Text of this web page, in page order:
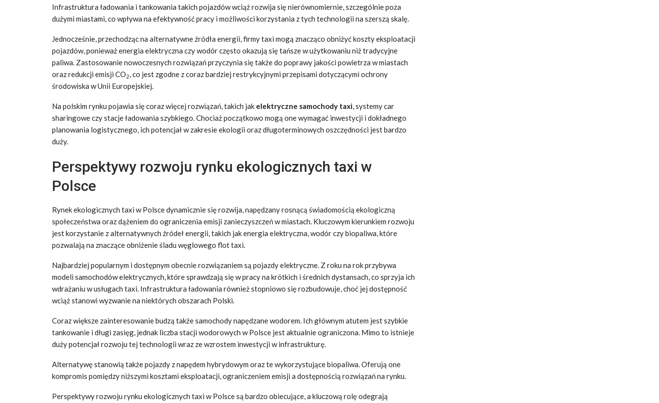
Infrastruktura ładowania i tankowania takich pojazdów wciąż rozwija się nierównomiernie, szczególnie poza
dużymi miastami, co wpływa na efektywność pracy i możliwości korzystania z tych technologii na szerszą skalę.
Jednocześnie, przechodząc na alternatywne źródła energii, firmy taxi mogą znacząco obniżyć koszty eksploatacji
pojazdów, ponieważ energia elektryczna czy wodór często okazują się tańsze w użytkowaniu niż tradycyjne
paliwa. Zastosowanie nowoczesnych rozwiązań przyczynia się także do poprawy jakości powietrza w miastach
oraz redukcji emisji CO2, co jest zgodne z coraz bardziej restrykcyjnymi przepisami dotyczącymi ochrony
środowiska w Unii Europejskiej.
Na polskim rynku pojawia się coraz więcej rozwiązań, takich jak elektryczne samochody taxi, systemy car
sharingowe czy stacje ładowania szybkiego. Chociaż początkowo mogą one wymagać inwestycji i dokładnego
planowania logistycznego, ich potencjał w zakresie ekologii oraz długoterminowych oszczędności jest bardzo
duży.
Perspektywy rozwoju rynku ekologicznych taxi w
Polsce
Rynek ekologicznych taxi w Polsce dynamicznie się rozwija, napędzany rosnącą świadomością ekologiczną
społeczeństwa oraz dążeniem do ograniczenia emisji zanieczyszczeń w miastach. Kluczowym kierunkiem rozwoju
jest korzystanie z alternatywnych źródeł energii, takich jak energia elektryczna, wodór czy biopaliwa, które
pozwalają na znaczące obniżenie śladu węglowego flot taxi.
Najbardziej popularnym i dostępnym obecnie rozwiązaniem są pojazdy elektryczne. Z roku na rok przybywa
modeli samochodów elektrycznych, które sprawdzają się w pracy na krótkich i średnich dystansach, co sprzyja ich
wdrażaniu w usługach taxi. Infrastruktura ładowania również stopniowo się rozbudowuje, choć jej dostępność
wciąż stanowi wyzwanie na niektórych obszarach Polski.
Coraz większe zainteresowanie budzą także samochody napędzane wodorem. Ich głównym atutem jest szybkie
tankowanie i długi zasięg, jednak liczba stacji wodorowych w Polsce jest aktualnie ograniczona. Mimo to istnieje
duży potencjał rozwoju tej technologii wraz ze wzrostem inwestycji w infrastrukturę.
Alternatywę stanowią także pojazdy z napędem hybrydowym oraz te wykorzystujące biopaliwa. Oferują one
kompromis pomiędzy niższymi kosztami eksploatacji, ograniczeniem emisji a dostępnością rozwiązań na rynku.
Perspektywy rozwoju rynku ekologicznych taxi w Polsce są bardzo obiecujące, a kluczową rolę odegrają